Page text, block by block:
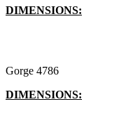
DIMENSIONS:
Gorge 4786
DIMENSIONS: